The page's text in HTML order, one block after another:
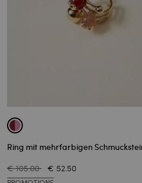
Ring mit mehrfarbigen
€ 105.00 € 52.50